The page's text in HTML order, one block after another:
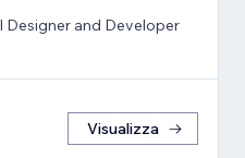
and Developer
Visualizza